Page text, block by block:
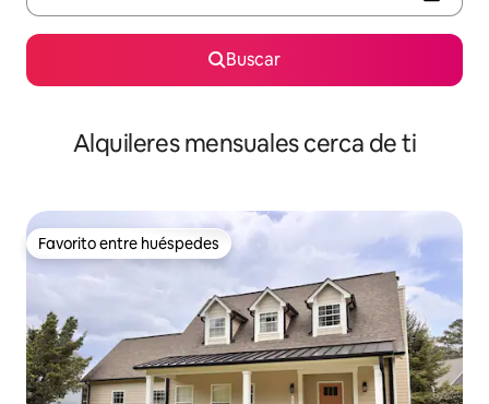
Buscar
Alquileres mensuales cerca de ti
Favorito entre huéspedes
Favorito entre huéspedes